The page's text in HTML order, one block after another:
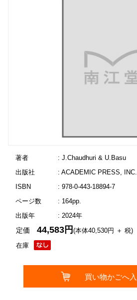
著者
: J.Chaudhuri & U.Basu
出版社
: ACADEMIC PRESS, INC.
ISBN
: 978-0-443-18894-7
ページ数
: 164pp.
出版年
: 2024年
在庫
定価44,583円(本体40,530円 ＋ 税)